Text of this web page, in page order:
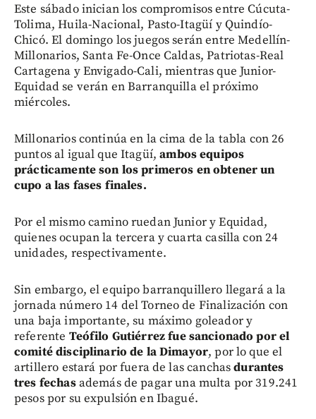
Este sábado inician los compromisos entre Cúcuta-
Tolima, Huila-Nacional, Pasto-Itagüí y Quindío-
Chicó. El domingo los juegos serán entre Medellín-
Millonarios, Santa Fe-Once Caldas, Patriotas-Real
Cartagena y Envigado-Cali, mientras que Junior-
Equidad se verán en Barranquilla el próximo
miércoles.
Millonarios continúa en la cima de la tabla con 26
puntos al igual que Itagüí,ambos equipos
prácticamente son los primeros en obtener un
cupo a las fases finales.
Por el mismo camino ruedan Junior y Equidad,
quienes ocupan la tercera y cuarta casilla con 24
unidades, respectivamente.
Sin embargo, el equipo barranquillero llegará a la
jornada número 14 del Torneo de Finalización con
una baja importante, su máximo goleador y
referente Teófilo Gutiérrez fue sancionado por el
comité disciplinario de la Dimayor, por lo que el
artillero estará por fuera de las canchasdurantes
tres fechasademás de pagar una multa por 319.241
pesos por su expulsión en Ibagué.